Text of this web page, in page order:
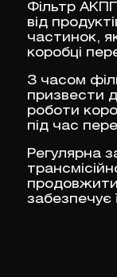
Фільтр
від
частинок,
коробці
З часом
призвести
роботи
під час
Регулярна
продовжити
забезпечує